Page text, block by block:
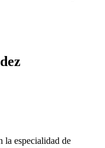
la especialidad de